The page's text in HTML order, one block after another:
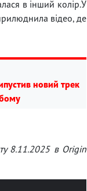
в інший колір.У
відео, де
новий трек
8.11.2025 в Origin